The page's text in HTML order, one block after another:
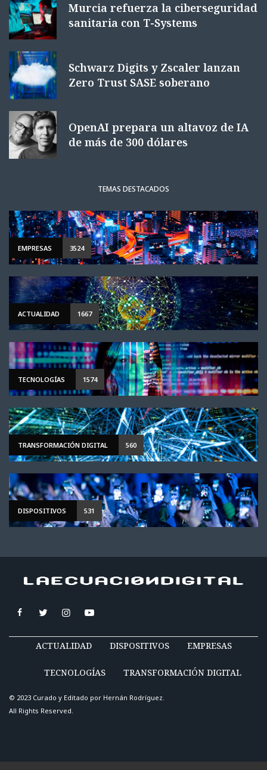
Murcia refuerza la ciberseguridad
sanitaria con T-Systems
Schwarz Digits y Zscaler lanzan
Zero Trust SASE soberano
OpenAI prepara un altavoz de IA
de más de 300 dólares
TEMAS DESTACADOS
EMPRESAS 3524
ACTUALIDAD 1667
TECNOLOGÍAS 1574
TRANSFORMACIÓN DIGITAL 560
DISPOSITIVOS 531
ACTUALIDAD DISPOSITIVOS EMPRESAS
TECNOLOGÍAS TRANSFORMACIÓN DIGITAL
© 2023 Curado y Editado por Hernán Rodríguez.
All Rights Reserved.